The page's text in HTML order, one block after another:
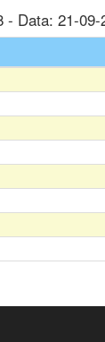
- Data: 21-09-